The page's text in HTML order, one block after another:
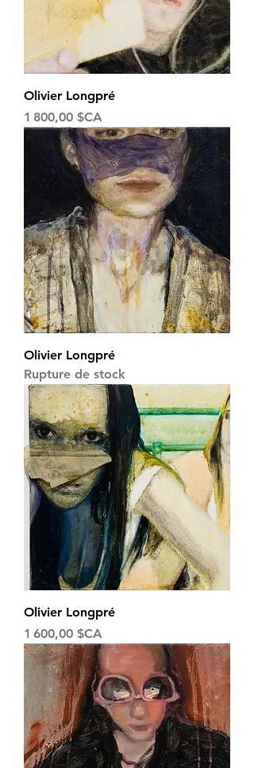
Olivier Longpré
Prix
1 800,00 $CA
Olivier Longpré
Rupture de stock
Olivier Longpré
Prix
1 600,00 $CA